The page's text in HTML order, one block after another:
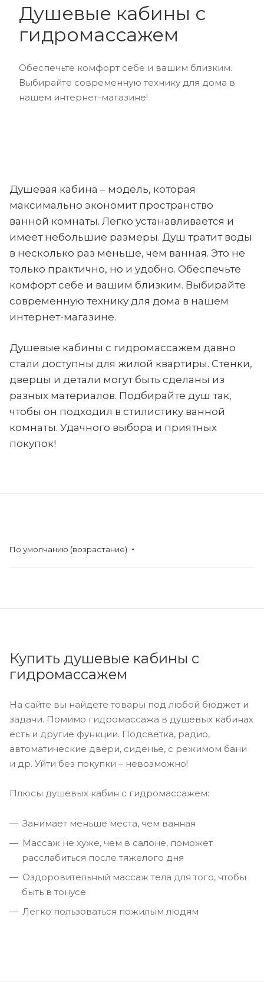
Душевые кабины с
гидромассажем
Обеспечьте комфорт себе и вашим близким.
Выбирайте современную технику для дома в
нашем интернет-магазине!
Душевая кабина – модель, которая
максимально экономит пространство
ванной комнаты. Легко устанавливается и
имеет небольшие размеры. Душ тратит воды
в несколько раз меньше, чем ванная. Это не
только практично, но и удобно. Обеспечьте
комфорт себе и вашим близким. Выбирайте
современную технику для дома в нашем
интернет-магазине.
Душевые кабины с гидромассажем давно
стали доступны для жилой квартиры. Стенки,
дверцы и детали могут быть сделаны из
разных материалов. Подбирайте душ так,
чтобы он подходил в стилистику ванной
комнаты. Удачного выбора и приятных
покупок!
По умолчанию (возрастание)
Купить душевые кабины с
гидромассажем
На сайте вы найдете товары под любой бюджет и
задачи. Помимо гидромассажа в душевых кабинах
есть и другие функции. Подсветка, радио,
автоматические двери, сиденье, с режимом бани
и др. Уйти без покупки – невозможно!
Плюсы душевых кабин с гидромассажем:
Занимает меньше места, чем ванная
Массаж не хуже, чем в салоне, поможет
расслабиться после тяжелого дня
Оздоровительный массаж тела для того, чтобы
быть в тонусе
Легко пользоваться пожилым людям